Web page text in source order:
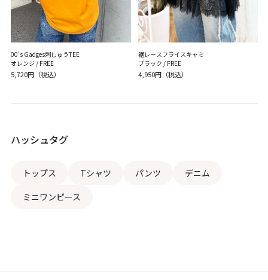
00's Gadges刺しゅうTEE
オレンジ / FREE
5,720円（税込）
裾レースフライスキャミ
ブラック / FREE
4,950円（税込）
ハッシュタグ
トップス Tシャツ パンツ
デニム
ミニワンピース